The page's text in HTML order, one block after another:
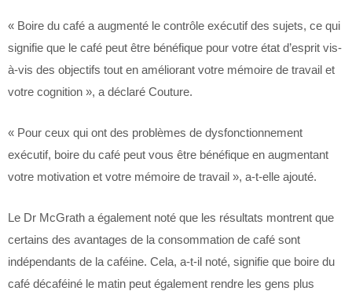
« Boire du café a augmenté le contrôle exécutif des sujets, ce qui
signifie que le café peut être bénéfique pour votre état d’esprit vis-
à-vis des objectifs tout en améliorant votre mémoire de travail et
votre cognition », a déclaré Couture.
« Pour ceux qui ont des problèmes de dysfonctionnement
exécutif, boire du café peut vous être bénéfique en augmentant
votre motivation et votre mémoire de travail », a-t-elle ajouté.
Le Dr McGrath a également noté que les résultats montrent que
certains des avantages de la consommation de café sont
indépendants de la caféine. Cela, a-t-il noté, signifie que boire du
café décaféiné le matin peut également rendre les gens plus